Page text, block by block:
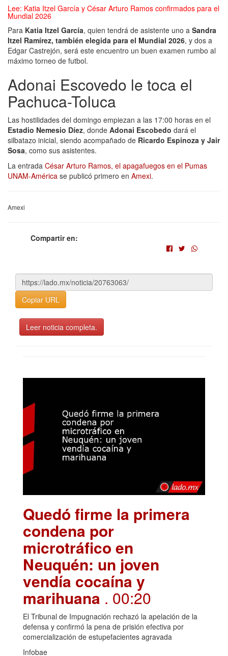
Lee: Katia Itzel García y César Arturo Ramos confirmados para el
Mundial 2026
Para Katia Itzel García, quien tendrá de asistente uno a Sandra
Itzel Ramírez, también elegida para el Mundial 2026, y dos a
Edgar Castrejón, será este encuentro un buen examen rumbo al
máximo torneo de futbol.
Adonai Escovedo le toca el
Pachuca-Toluca
Las hostilidades del domingo empiezan a las 17:00 horas en el
Estadio Nemesio Díez, donde Adonai Escobedo dará el
silbatazo inicial, siendo acompañado de Ricardo Espinoza y Jair
Sosa, como sus asistentes.
La entrada César Arturo Ramos, el apagafuegos en el Pumas
UNAM-América se publicó primero en Amexi.
Amexi
Compartir en:
Copiar URL
Leer noticia completa.
Quedó firme la primera
condena por
microtráfico en
Neuquén: un joven
vendía cocaína y
marihuana . 00:20
El Tribunal de Impugnación rechazó la apelación de la
defensa y confirmó la pena de prisión efectiva por
comercialización de estupefacientes agravada
Infobae